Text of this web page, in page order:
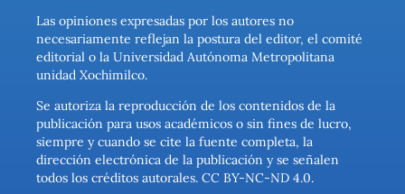
Las opiniones expresadas por los autores no
necesariamente reflejan la postura del editor, el comité
editorial o la Universidad Autónoma Metropolitana
unidad Xochimilco.
Se autoriza la reproducción de los contenidos de la
publicación para usos académicos o sin fines de lucro,
siempre y cuando se cite la fuente completa, la
dirección electrónica de la publicación y se señalen
todos los créditos autorales. CC BY-NC-ND 4.0.